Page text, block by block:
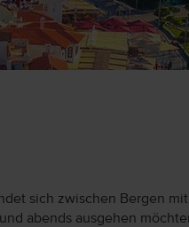
sich zwischen Bergen
abends ausgehen